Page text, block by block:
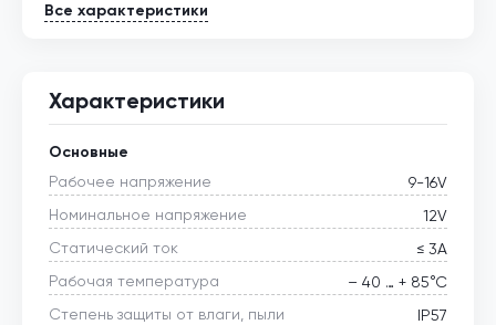
Все характеристики
Характеристики
Основные
Рабочее напряжение
9-16V
Номинальное напряжение
12V
Статический ток
≤ 3А
Рабочая температура
– 40 … + 85°С
Степень защиты от влаги, пыли
IP57